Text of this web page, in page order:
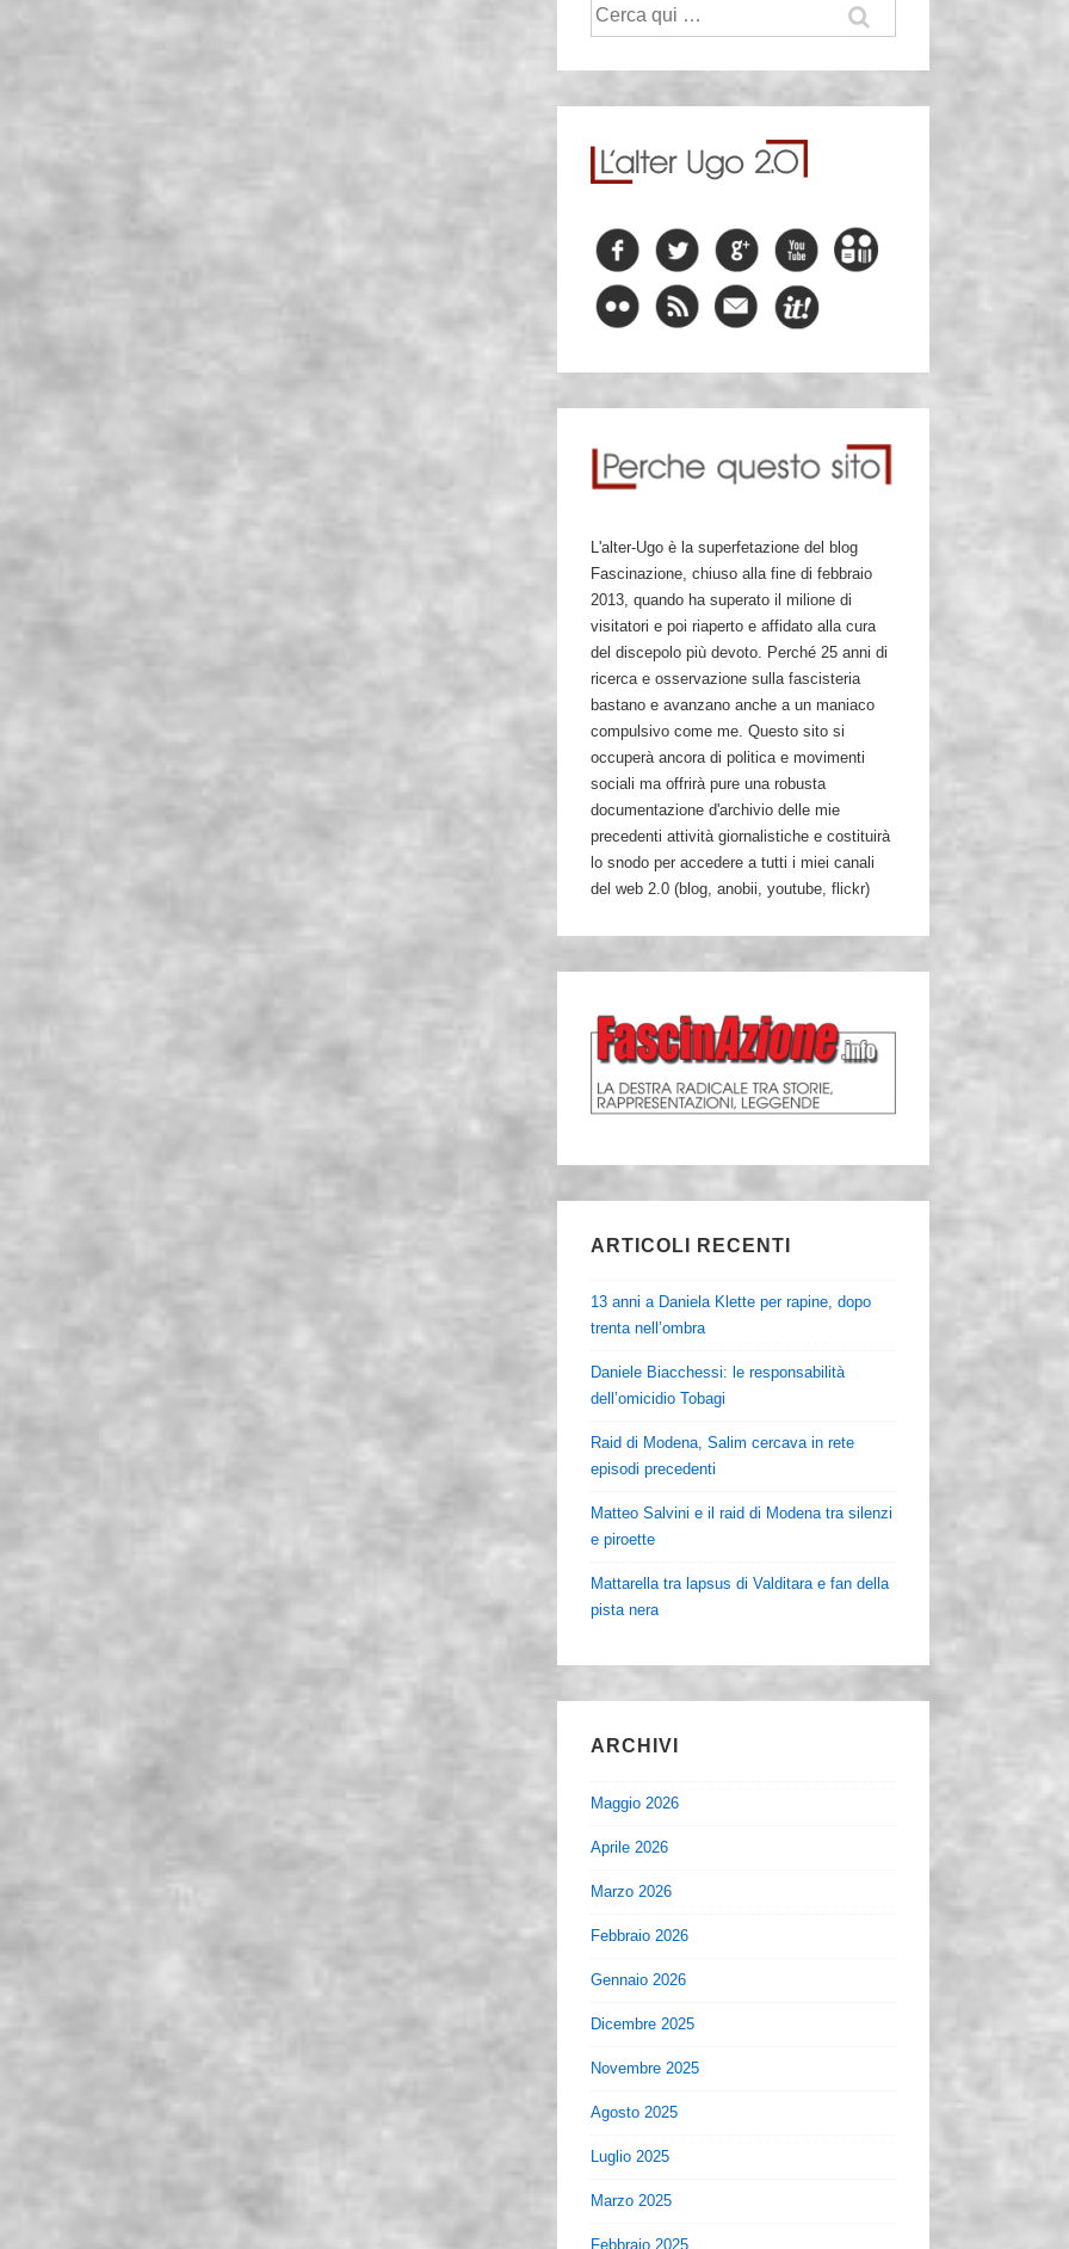
Cerca:
L'alter-Ugo è la superfetazione del blog
Fascinazione, chiuso alla fine di febbraio
2013, quando ha superato il milione di
visitatori e poi riaperto e affidato alla cura
del discepolo più devoto. Perché 25 anni di
ricerca e osservazione sulla fascisteria
bastano e avanzano anche a un maniaco
compulsivo come me. Questo sito si
occuperà ancora di politica e movimenti
sociali ma offrirà pure una robusta
documentazione d'archivio delle mie
precedenti attività giornalistiche e costituirà
lo snodo per accedere a tutti i miei canali
del web 2.0 (blog, anobii, youtube, flickr)
ARTICOLI RECENTI
13 anni a Daniela Klette per rapine, dopo
trenta nell’ombra
Daniele Biacchessi: le responsabilità
dell’omicidio Tobagi
Raid di Modena, Salim cercava in rete
episodi precedenti
Matteo Salvini e il raid di Modena tra silenzi
e piroette
Mattarella tra lapsus di Valditara e fan della
pista nera
ARCHIVI
Maggio 2026
Aprile 2026
Marzo 2026
Febbraio 2026
Gennaio 2026
Dicembre 2025
Novembre 2025
Agosto 2025
Luglio 2025
Marzo 2025
Febbraio 2025